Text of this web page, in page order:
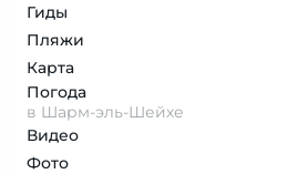
Гиды
Пляжи
Карта
Погода
в Шарм-эль-Шейхе
Видео
Фото